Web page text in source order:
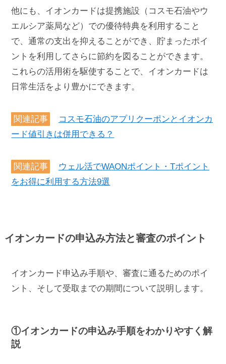
他にも、イオンカードは提携施設（コスモ石油やウ
エルシア薬局など）での優待特典を利用すること
で、通常の支出を抑えることができ、貯まったポイ
ントを利用してさらに節約を図ることができます。
これらの活用術を駆使することで、イオンカードは
日常生活をより豊かにできます。
関連記事
コスモ石油のアプリクーポンとイオンカ
ード値引きは併用できる？
関連記事
ウェル活でWAONポイント・Tポイント
をお得に利用する方法9選
イオンカードの申込み方法と審査のポイント
イオンカード申込み手順や、審査に通るためのポイ
ント、そして受取までの期間について説明します。
①イオンカードの申込み手順をわかりやすく解
説